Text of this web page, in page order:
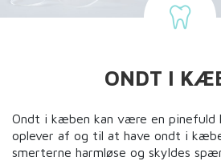
ONDT I
Ondt i kæben kan være en pinefuld
oplever af og til at have ondt i
smerterne harmløse og skyldes